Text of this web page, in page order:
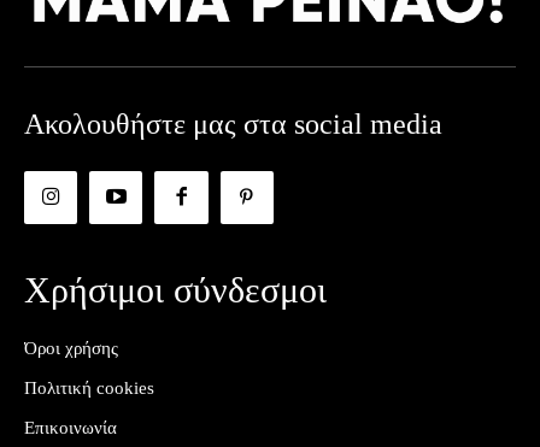
Ακολουθήστε μας στα social media
Χρήσιμοι σύνδεσμοι
Όροι χρήσης
Πολιτική cookies
Επικοινωνία